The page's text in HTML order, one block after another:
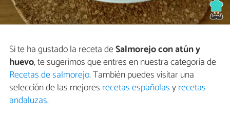
Si te ha gustado la receta deSalmorejo con atún y
huevo, te sugerimos que entres en nuestra categoría de
Recetas de salmorejo. También puedes visitar una
selección de las mejores recetas españolasyrecetas
andaluzas.